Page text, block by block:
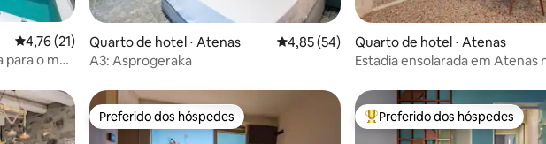
4,76 de uma avaliação média de 5, 21 avaliações
4,76 (21)
para o mar
Quarto de hotel ⋅ Atenas 4,85 de uma avaliação média de 5, 54
4,85 (54)
A3: Asprogeraka
Quarto de hotel ⋅ Atenas
Estadia ensolarada em Atenas
Preferido dos hóspedes
Preferido dos hóspedes Entre os melhores preferidos
Preferido dos hóspedes